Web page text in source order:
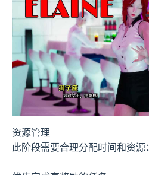
资源管理
此阶段需要合理分配时间和资源：